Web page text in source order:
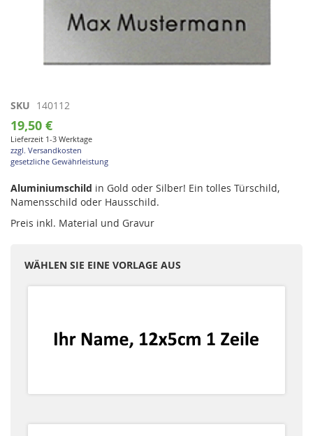
Zum
Anfang
der
Bildgalerie
springen
SKU 140112
19,50 €
Lieferzeit 1-3 Werktage
zzgl. Versandkosten
gesetzliche Gewährleistung
Aluminiumschild in Gold oder Silber! Ein tolles Türschild,
Namensschild oder Hausschild.
Preis inkl. Material und Gravur
WÄHLEN SIE EINE VORLAGE AUS